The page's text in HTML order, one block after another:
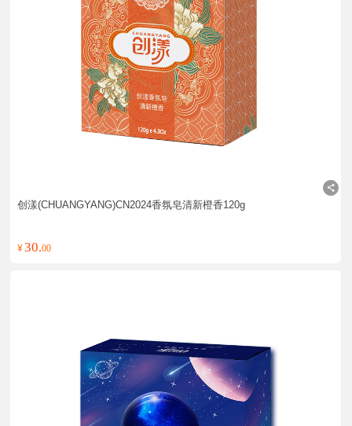
创漾(CHUANGYANG)CN2024香氛皂清新橙香120g
¥30.00